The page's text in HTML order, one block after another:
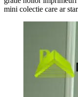
mini colectie care ar